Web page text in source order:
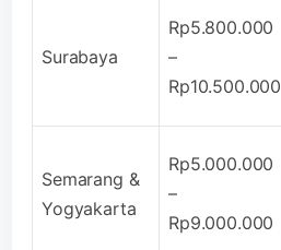
Surabaya
Rp5.800.000
–
Rp10.500.000
Semarang &
Yogyakarta
Rp5.000.000
–
Rp9.000.000